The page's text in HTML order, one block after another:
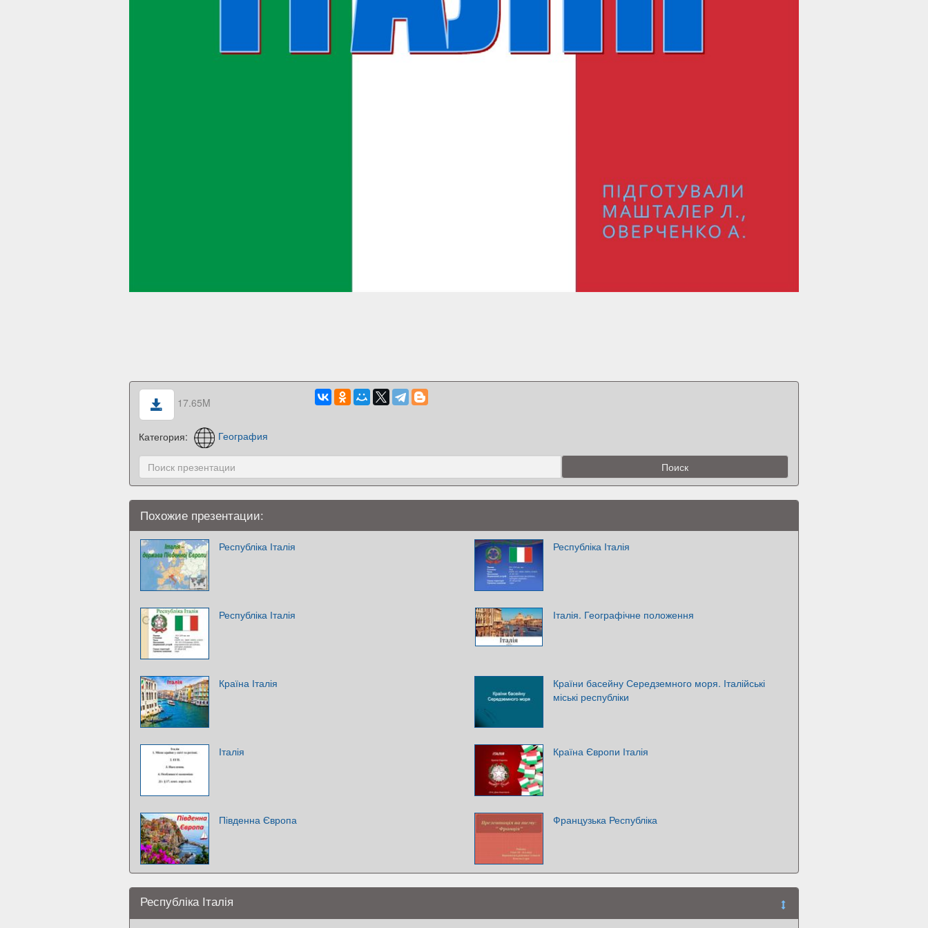
17.65M
Категория: География
Похожие презентации:
Республіка Італія Республіка Італія
Республіка Італія Італія. Географічне положення
Країна Італія
Країни басейну Середземного моря. Італійські
міські республіки
Італія Країна Європи Італія
Південна Європа Французька Республіка
Республіка Італія